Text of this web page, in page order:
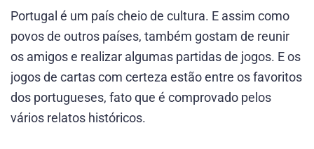
Portugal é um país cheio de cultura. E assim como
povos de outros países, também gostam de reunir
os amigos e realizar algumas partidas de jogos. E os
jogos de cartas com certeza estão entre os favoritos
dos portugueses, fato que é comprovado pelos
vários relatos históricos.